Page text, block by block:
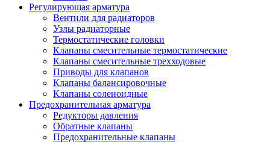
Регулирующая арматура
Вентили для радиаторов
Узлы радиаторные
Термостатические головки
Клапаны смесительные термостатические
Клапаны смесительные трехходовые
Приводы для клапанов
Клапаны балансировочные
Клапаны соленоидные
Предохранительная арматура
Редукторы давления
Обратные клапаны
Предохранительные клапаны